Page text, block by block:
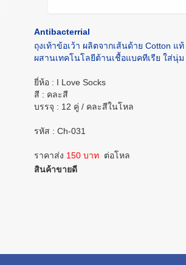
Antibacterrial
ถุงเท้าข้อเว้า ผลิตจากเส้นด้าย Cotton แท้
ผสานเทคโนโลยีต้านเชื้อแบคทีเรีย ใส่นุ่
ยี่ห้อ : I Love Socks
สี : คละสี
บรรจุ : 12 คู่ / คละสีในโหล
รหัส : Ch-031
ราคาส่ง 150 บาท ต่อโหล
สินค้าขายดี